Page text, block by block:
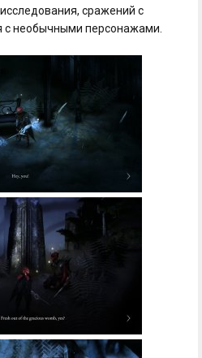
сражений с
с необычными персонажами.